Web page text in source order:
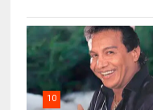
10